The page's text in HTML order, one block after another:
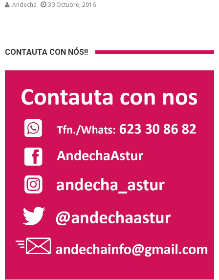
Andecha 30 Octubre, 2016
CONTAUTA CON NÓS!!